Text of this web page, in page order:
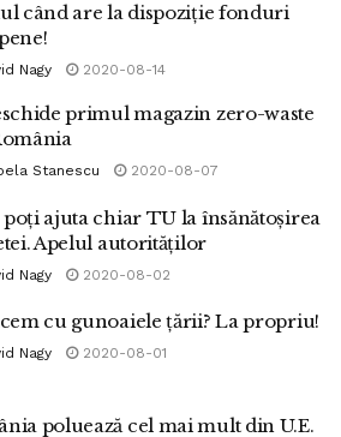
când are la dispoziție fonduri
Nagy 2020-08-14
primul magazin zero-waste
Stanescu 2020-08-07
ajuta chiar TU la însănătoșirea
Apelul autorităților
Nagy 2020-08-02
cu gunoaiele țării? La propriu!
Nagy 2020-08-01
poluează cel mai mult din U.E.